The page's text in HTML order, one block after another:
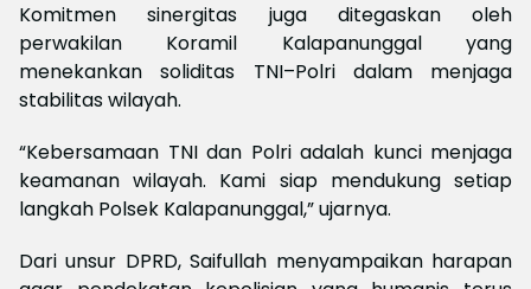
Komitmen sinergitas juga ditegaskan oleh
perwakilan Koramil Kalapanunggal yang
menekankan soliditas TNI–Polri dalam menjaga
stabilitas wilayah.
“Kebersamaan TNI dan Polri adalah kunci menjaga
keamanan wilayah. Kami siap mendukung setiap
langkah Polsek Kalapanunggal,” ujarnya.
Dari unsur DPRD, Saifullah menyampaikan harapan